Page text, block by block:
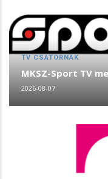
TV CSATORNÁK
MKSZ-Sport TV
2026-08-07